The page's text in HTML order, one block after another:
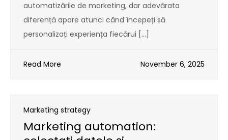
automatizările de marketing, dar adevărata
diferență apare atunci când începeți să
personalizați experiența fiecărui […]
Read More November 6, 2025
Marketing strategy
Marketing automation: